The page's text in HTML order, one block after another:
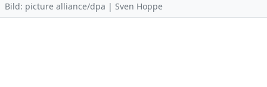
Bild: picture alliance/dpa | Sven Hoppe